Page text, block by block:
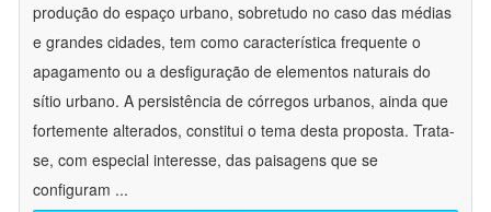
produção do espaço urbano, sobretudo no caso das médias
e grandes cidades, tem como característica frequente o
apagamento ou a desfiguração de elementos naturais do
sítio urbano. A persistência de córregos urbanos, ainda que
fortemente alterados, constitui o tema desta proposta. Trata-
se, com especial interesse, das paisagens que se
configuram ...